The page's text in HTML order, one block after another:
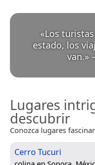
«Los
estado, los
van.»
Lugares
descubrir
Conozca lugares
Cerro Tucuri